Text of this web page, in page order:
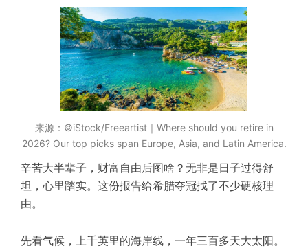
来源：©iStock/Freeartist｜Where should you retire in
2026? Our top picks span Europe, Asia, and Latin America.
辛苦大半辈子，财富自由后图啥？无非是日子过得舒
坦，心里踏实。这份报告给希腊夺冠找了不少硬核理
由。
先看气候 ， 上千英里的海岸线，一年三百多天大太阳。